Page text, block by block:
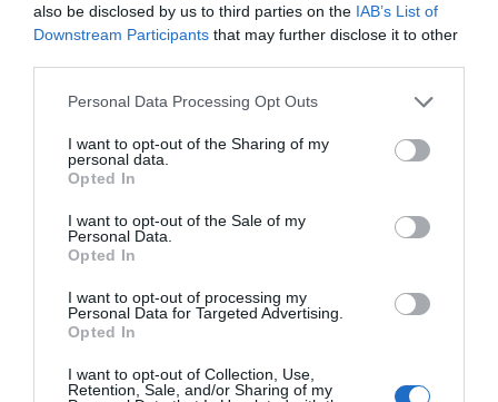
also be disclosed by us to third parties on the IAB’s List of
Downstream Participants that may further disclose it to other
Personal Data Processing Opt Outs
I want to opt-out of the Sharing of my
personal data.
Opted In
I want to opt-out of the Sale of my
Personal Data.
Opted In
I want to opt-out of processing my
Personal Data for Targeted Advertising.
Opted In
I want to opt-out of Collection, Use,
Retention, Sale, and/or Sharing of my
Gafas de sol de Madera
[GFDS64 ]
Ver producto
Gafas de sol de Madera INKY
24,69 € 37,99 €
1 2 3